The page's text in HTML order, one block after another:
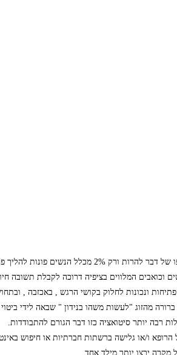
וכואבים המלווים בציפיה דרוכה לקבלת תשובה
ונכונות לחלוק בקושי הרגש , באכזבה ,
מהזוג "לעשות משהו בנידון " שבאה לידי
רבה יותר סיטואציה כזו דבר הגורם להתבודדות.
ו/או גלישה ברשתות חברתיות או חיפוש
מקרה ירצו יותר מילד אחד.